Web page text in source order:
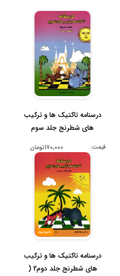
درسنامه تاکتیک ها و ترکیب
های شطرنج جلد سوم
قیمت: 170,000تومان
ناموجود
درسنامه تاکتیک ها و ترکیب
های شطرنج جلد دوم2 (